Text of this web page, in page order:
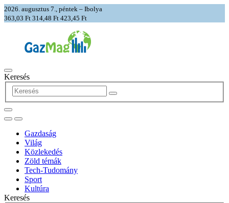
2026. augusztus 7., péntek – Ibolya
363,03 Ft 314,48 Ft 423,45 Ft
Keresés
Gazdaság
Világ
Közlekedés
Zöld témák
Tech-Tudomány
Sport
Kultúra
Keresés